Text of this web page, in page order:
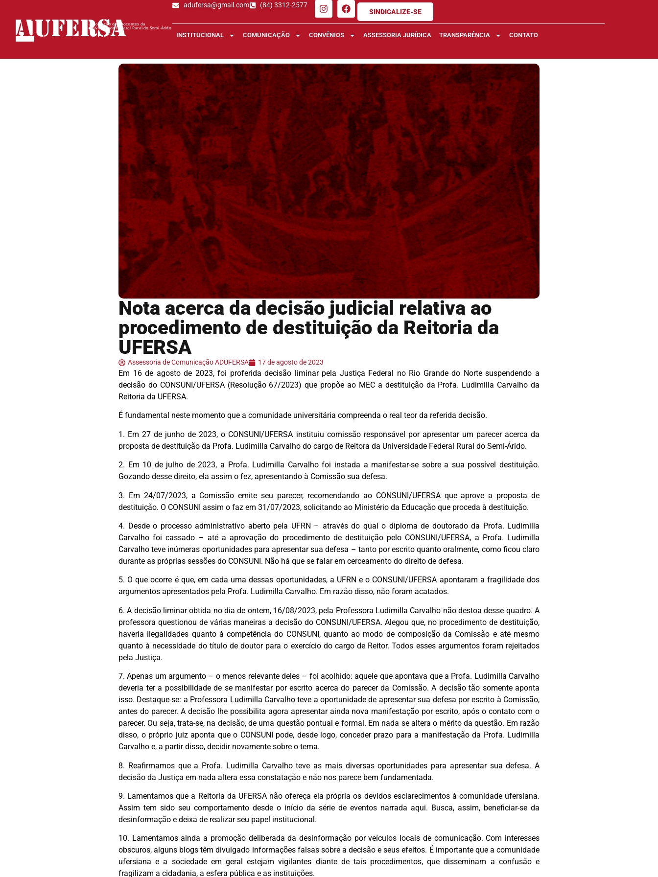
ADUFERSA
Associação dos Docentes da
Universidade Federal Rural do Semi-Árido
adufersa@gmail.com
(84) 3312-2577
SINDICALIZE-SE
INSTITUCIONAL COMUNICAÇÃO CONVÊNIOS ASSESSORIA JURÍDICA TRANSPARÊNCIA CONTATO
Nota acerca da decisão judicial relativa ao
procedimento de destituição da Reitoria da
UFERSA
Assessoria de Comunicação ADUFERSA 17 de agosto de 2023
Em 16 de agosto de 2023, foi proferida decisão liminar pela Justiça Federal no Rio Grande do Norte suspendendo a
decisão do CONSUNI/UFERSA (Resolução 67/2023) que propõe ao MEC a destituição da Profa. Ludimilla Carvalho da
Reitoria da UFERSA.
É fundamental neste momento que a comunidade universitária compreenda o real teor da referida decisão.
1. Em 27 de junho de 2023, o CONSUNI/UFERSA instituiu comissão responsável por apresentar um parecer acerca da
proposta de destituição da Profa. Ludimilla Carvalho do cargo de Reitora da Universidade Federal Rural do Semi-Árido.
2. Em 10 de julho de 2023, a Profa. Ludimilla Carvalho foi instada a manifestar-se sobre a sua possível destituição.
Gozando desse direito, ela assim o fez, apresentando à Comissão sua defesa.
3. Em 24/07/2023, a Comissão emite seu parecer, recomendando ao CONSUNI/UFERSA que aprove a proposta de
destituição. O CONSUNI assim o faz em 31/07/2023, solicitando ao Ministério da Educação que proceda à destituição.
4. Desde o processo administrativo aberto pela UFRN – através do qual o diploma de doutorado da Profa. Ludimilla
Carvalho foi cassado – até a aprovação do procedimento de destituição pelo CONSUNI/UFERSA, a Profa. Ludimilla
Carvalho teve inúmeras oportunidades para apresentar sua defesa – tanto por escrito quanto oralmente, como ficou claro
durante as próprias sessões do CONSUNI. Não há que se falar em cerceamento do direito de defesa.
5. O que ocorre é que, em cada uma dessas oportunidades, a UFRN e o CONSUNI/UFERSA apontaram a fragilidade dos
argumentos apresentados pela Profa. Ludimilla Carvalho. Em razão disso, não foram acatados.
6. A decisão liminar obtida no dia de ontem, 16/08/2023, pela Professora Ludimilla Carvalho não destoa desse quadro. A
professora questionou de várias maneiras a decisão do CONSUNI/UFERSA. Alegou que, no procedimento de destituição,
haveria ilegalidades quanto à competência do CONSUNI, quanto ao modo de composição da Comissão e até mesmo
quanto à necessidade do título de doutor para o exercício do cargo de Reitor. Todos esses argumentos foram rejeitados
pela Justiça.
7. Apenas um argumento – o menos relevante deles – foi acolhido: aquele que apontava que a Profa. Ludimilla Carvalho
deveria ter a possibilidade de se manifestar por escrito acerca do parecer da Comissão. A decisão tão somente aponta
isso. Destaque-se: a Professora Ludimilla Carvalho teve a oportunidade de apresentar sua defesa por escrito à Comissão,
antes do parecer. A decisão lhe possibilita agora apresentar ainda nova manifestação por escrito, após o contato com o
parecer. Ou seja, trata-se, na decisão, de uma questão pontual e formal. Em nada se altera o mérito da questão. Em razão
disso, o próprio juiz aponta que o CONSUNI pode, desde logo, conceder prazo para a manifestação da Profa. Ludimilla
Carvalho e, a partir disso, decidir novamente sobre o tema.
8. Reafirmamos que a Profa. Ludimilla Carvalho teve as mais diversas oportunidades para apresentar sua defesa. A
decisão da Justiça em nada altera essa constatação e não nos parece bem fundamentada.
9. Lamentamos que a Reitoria da UFERSA não ofereça ela própria os devidos esclarecimentos à comunidade ufersiana.
Assim tem sido seu comportamento desde o início da série de eventos narrada aqui. Busca, assim, beneficiar-se da
desinformação e deixa de realizar seu papel institucional.
10. Lamentamos ainda a promoção deliberada da desinformação por veículos locais de comunicação. Com interesses
obscuros, alguns blogs têm divulgado informações falsas sobre a decisão e seus efeitos. É importante que a comunidade
ufersiana e a sociedade em geral estejam vigilantes diante de tais procedimentos, que disseminam a confusão e
fragilizam a cidadania, a esfera pública e as instituições.